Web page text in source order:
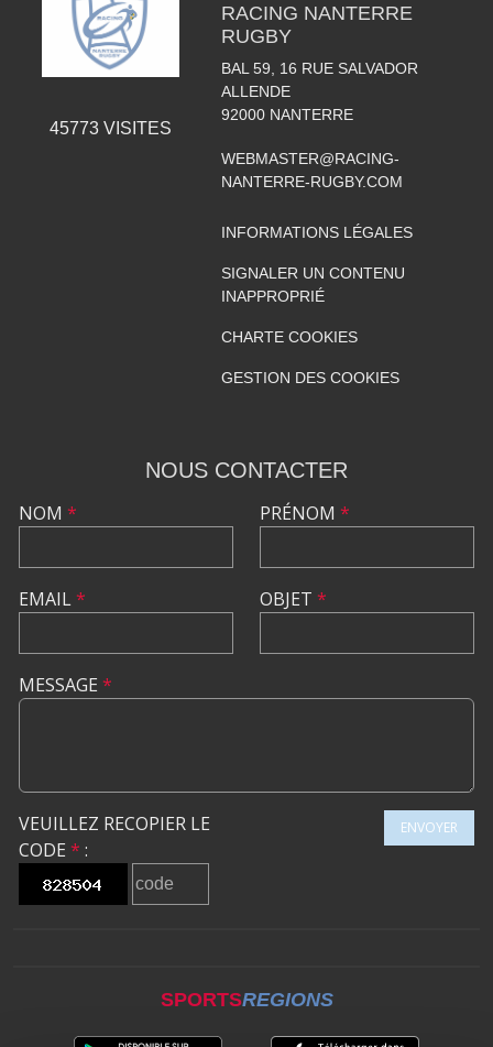
45773VISITES
RACING NANTERRE
RUGBY
BAL 59, 16 RUE SALVADOR
ALLENDE
92000 NANTERRE
WEBMASTER@RACING-
NANTERRE-RUGBY.COM
INFORMATIONS LÉGALES
SIGNALER UN CONTENU
INAPPROPRIÉ
CHARTE COOKIES
GESTION DES COOKIES
NOUS CONTACTER
NOM *
EMAIL*
PRÉNOM *
OBJET *
MESSAGE *
VEUILLEZ RECOPIER LE
CODE * :
ENVOYER
SPORTSREGIONS